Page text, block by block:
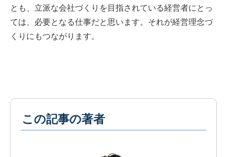
とも、立派な会社づくりを目指されている経営者にとっ
ては、必要となる仕事だと思います。それが経営理念づ
くりにもつながります。
この記事の著者